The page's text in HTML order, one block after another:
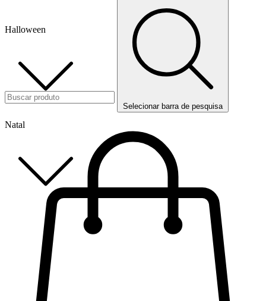
Halloween
Natal
Selecionar barra de pesquisa